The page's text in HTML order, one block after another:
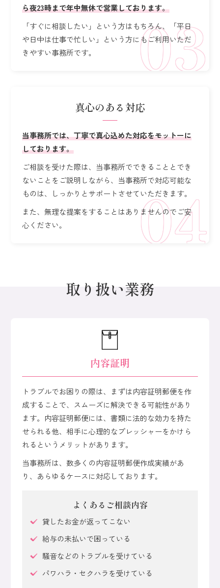
ら夜23時まで年中無休で営業しております。
「すぐに相談したい」という方はもちろん、「平日
や日中は仕事で忙しい」
という方にもご利用いただ
きやすい事務所です。
真心のある対応
当事務所では、丁寧で真心込めた対応をモットーに
しております。
ご相談を受けた際は、当事務所でできることとでき
ないことをご説明しながら、 当事務所で対応可能な
ものは、しっかりとサポートさせていただきます。
また、無理な提案をすることはありませんのでご安
心ください。
取り扱い業務
内容証明
トラブルでお困りの際は、まずは内容証明郵便を作
成することで、スムーズに解決できる可能性があり
ます。 内容証明郵便には、書類に法的な効力を持た
せられる他、相手に心理的なプレッシャーをかけら
れるというメリットがあります。
当事務所は、数多くの内容証明郵便作成実績があ
り、あらゆるケースに対応しております。
よくあるご相談内容
貸したお金が返ってこない
給与の未払いで困っている
騒音などのトラブルを受けている
パワハラ・セクハラを受けている